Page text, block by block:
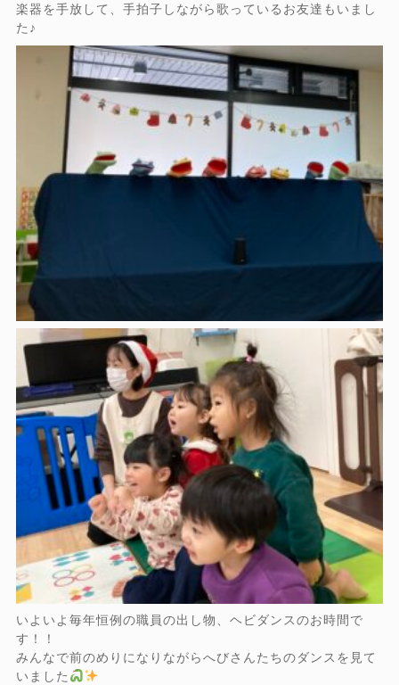
楽器を手放して、手拍子しながら歌っているお友達もいまし
た♪
いよいよ毎年恒例の職員の出し物、ヘビダンスのお時間で
す！！
みんなで前のめりになりながらへびさんたちのダンスを見て
いました